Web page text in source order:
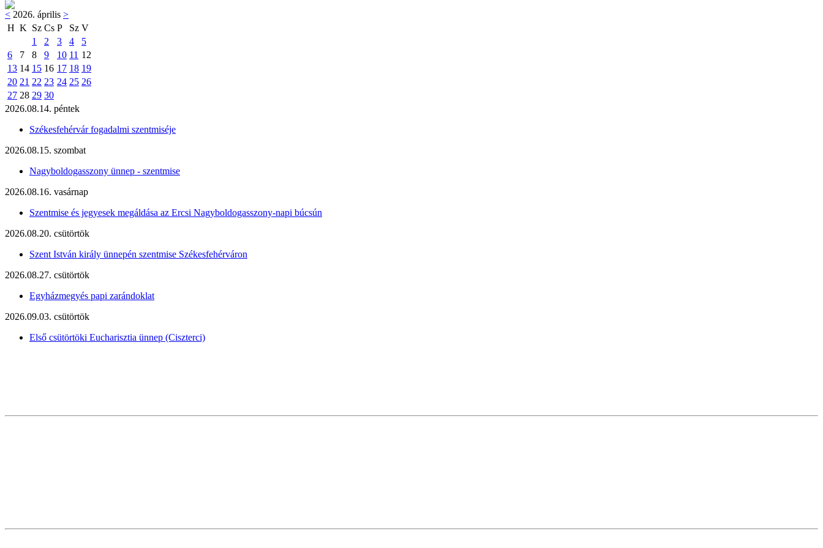
< 2026. április >
H K Sz Cs P Sz V
1
2 3 4
5
6
7 8 9 10 11 12
13 14 15 16 17 18 19
20 21 22 23 24 25 26
27 28 29 30
2026.08.14. péntek
Székesfehérvár fogadalmi szentmiséje
2026.08.15. szombat
Nagyboldogasszony ünnep - szentmise
2026.08.16. vasárnap
Szentmise és jegyesek megáldása az Ercsi Nagyboldogasszony-napi búcsún
2026.08.20. csütörtök
Szent István király ünnepén szentmise Székesfehérváron
2026.08.27. csütörtök
Egyházmegyés papi zarándoklat
2026.09.03. csütörtök
Első csütörtöki Eucharisztia ünnep (Ciszterci)